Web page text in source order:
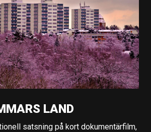
LAND
satsning på kort dokumentärfilm,